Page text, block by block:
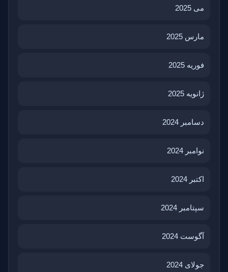
می 2025
مارس 2025
فوریه 2025
ژانویه 2025
دسامبر 2024
نوامبر 2024
اکتبر 2024
سپتامبر 2024
آگوست 2024
جولای 2024